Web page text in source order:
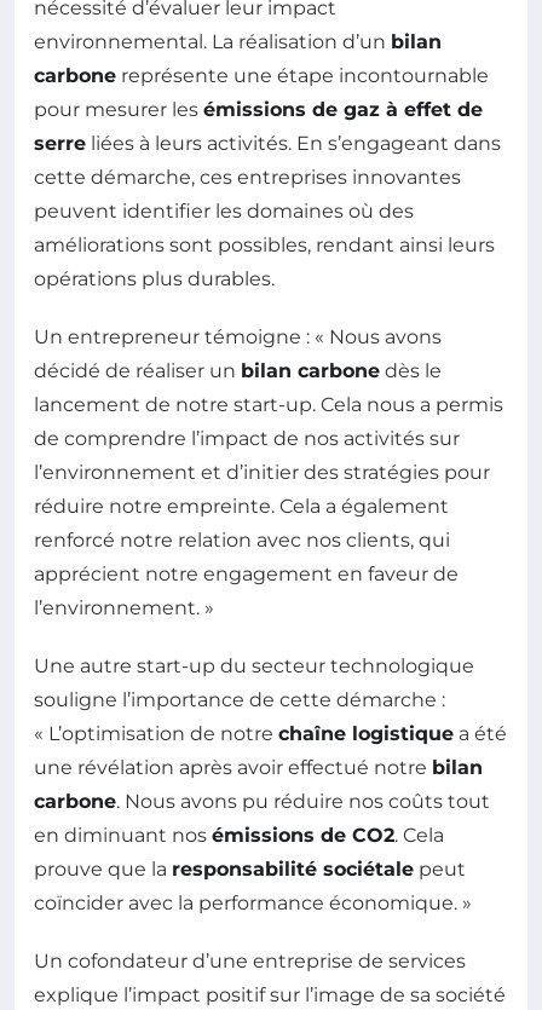
nécessité d’évaluer leur impact
environnemental. La réalisation d’un bilan
carbone représente une étape incontournable
pour mesurer les émissions de gaz à effet de
serre liées à leurs activités. En s’engageant dans
cette démarche, ces entreprises innovantes
peuvent identifier les domaines où des
améliorations sont possibles, rendant ainsi leurs
opérations plus durables.
Un entrepreneur témoigne : « Nous avons
décidé de réaliser un bilan carbone dès le
lancement de notre start-up. Cela nous a permis
de comprendre l’impact de nos activités sur
l’environnement et d’initier des stratégies pour
réduire notre empreinte. Cela a également
renforcé notre relation avec nos clients, qui
apprécient notre engagement en faveur de
l’environnement. »
Une autre start-up du secteur technologique
souligne l’importance de cette démarche :
« L’optimisation de notre chaîne logistique a été
une révélation après avoir effectué notre bilan
carbone. Nous avons pu réduire nos coûts tout
en diminuant nos émissions de CO2. Cela
prouve que la responsabilité sociétale peut
coïncider avec la performance économique. »
Un cofondateur d’une entreprise de services
explique l’impact positif sur l’image de sa société